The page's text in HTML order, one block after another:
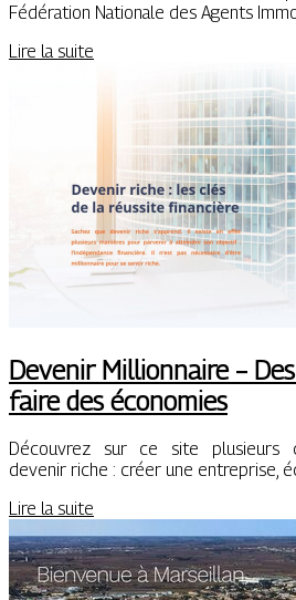
Fédération Nationale des Agents
Lire la suite
Devenir Millionnaire –
faire des économies
Découvrez sur ce site plusieurs
devenir riche : créer une entreprise,
Lire la suite